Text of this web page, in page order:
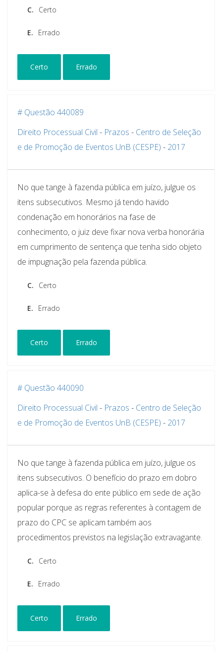
C. Certo
E. Errado
Certo Errado
# Questão 440089
Direito Processual Civil - Prazos - Centro de Seleção
e de Promoção de Eventos UnB (CESPE) - 2017
No que tange à fazenda pública em juízo, julgue os
itens subsecutivos. Mesmo já tendo havido
condenação em honorários na fase de
conhecimento, o juiz deve fixar nova verba honorária
em cumprimento de sentença que tenha sido objeto
de impugnação pela fazenda pública.
C. Certo
E. Errado
Certo Errado
# Questão 440090
Direito Processual Civil - Prazos - Centro de Seleção
e de Promoção de Eventos UnB (CESPE) - 2017
No que tange à fazenda pública em juízo, julgue os
itens subsecutivos. O benefício do prazo em dobro
aplica-se à defesa do ente público em sede de ação
popular porque as regras referentes à contagem de
prazo do CPC se aplicam também aos
procedimentos previstos na legislação extravagante.
C. Certo
E. Errado
Certo Errado